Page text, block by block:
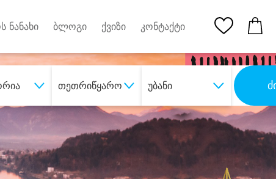
ნანახი ბლოგი ქვიზი კონტაქტი
თეთრიწყარო უბანი
მომსახურება დიდი